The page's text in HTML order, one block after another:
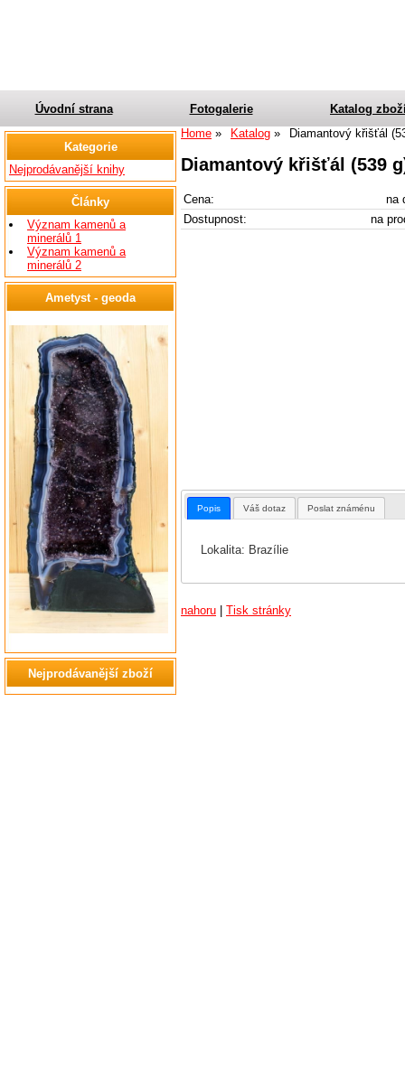
Úvodní strana Fotogalerie
Katalog
Home
Katalog Diamantový křišťál
Diamantový křišťál (539
Cena:
na
Dostupnost:
na
Popis Váš dotaz Poslat známénu
Lokalita: Brazílie
nahoru Tisk stránky
Kategorie
Nejprodávanější knihy
Články
Význam kamenů a
minerálů 1
Význam kamenů a
minerálů 2
Ametyst - geoda
Nejprodávanější zboží